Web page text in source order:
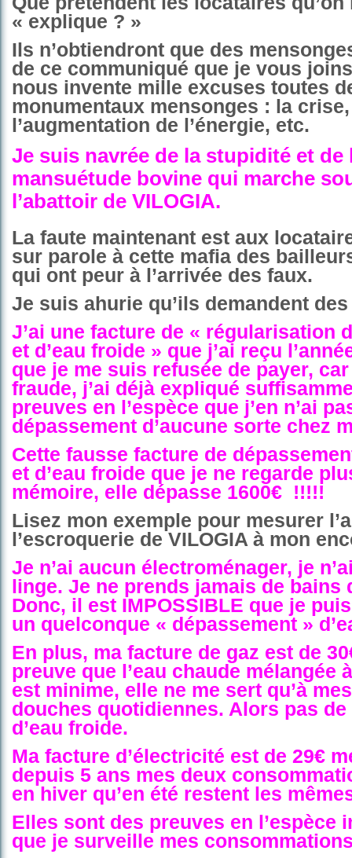
« explique ? »
Ils n’obtiendront que des
de ce communiqué que je vous
nous invente mille excuses toutes
monumentaux mensonges : la
l’augmentation de l’énergie, etc.
Je suis navrée de la stupidité et de
mansuétude bovine qui marche
l’abattoir de VILOGIA.
La faute maintenant est aux
sur parole à cette mafia des
qui ont peur à l’arrivée des faux.
Je suis ahurie qu’ils demandent
J’ai une facture de « régularisation
et d’eau froide » que j’ai reçu
que je me suis refusée de payer, car
fraude, j’ai déjà expliqué
preuves en l’espèce que j’en n’ai
dépassement d’aucune sorte chez
Cette fausse facture de
et d’eau froide que je ne regarde
mémoire, elle dépasse 1600€ !!!!!
Lisez mon exemple pour mesurer
l’escroquerie de VILOGIA à mon
Je n’ai aucun électroménager, je
linge. Je ne prends jamais de bains
Donc, il est IMPOSSIBLE que je
un quelconque « dépassement »
En plus, ma facture de gaz est de
preuve que l’eau chaude mélangée
est minime, elle ne me sert qu’à
douches quotidiennes. Alors pas de
d’eau froide.
Ma facture d’électricité est de 29€
depuis 5 ans mes deux
en hiver qu’en été restent les
Elles sont des preuves en l’espèce
que je surveille mes